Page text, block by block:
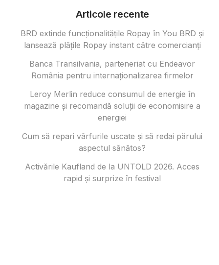
Articole recente
BRD extinde funcționalitățile Ropay în You BRD și
lansează plățile Ropay instant către comercianți
Banca Transilvania, parteneriat cu Endeavor
România pentru internaționalizarea firmelor
Leroy Merlin reduce consumul de energie în
magazine și recomandă soluții de economisire a
energiei
Cum să repari vârfurile uscate și să redai părului
aspectul sănătos?
Activările Kaufland de la UNTOLD 2026. Acces
rapid și surprize în festival